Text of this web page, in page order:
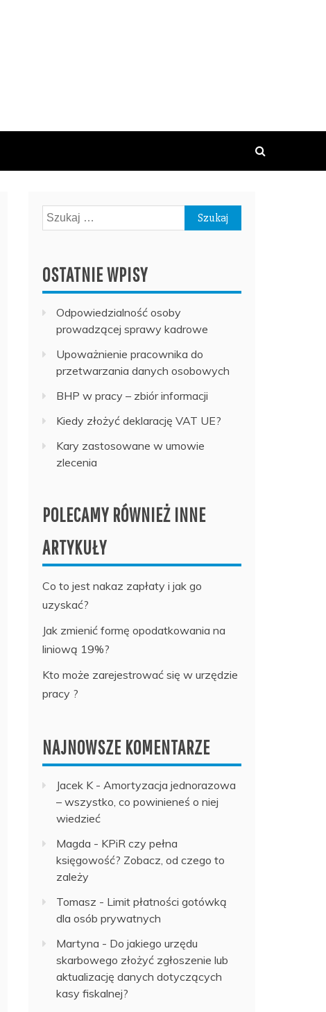
Szukaj:
OSTATNIE WPISY
Odpowiedzialność osoby
prowadzącej sprawy kadrowe
Upoważnienie pracownika do
przetwarzania danych osobowych
BHP w pracy – zbiór informacji
Kiedy złożyć deklarację VAT UE?
Kary zastosowane w umowie
zlecenia
POLECAMY RÓWNIEŻ INNE
ARTYKUŁY
Co to jest nakaz zapłaty i jak go
uzyskać?
Jak zmienić formę opodatkowania na
liniową 19%?
Kto może zarejestrować się w urzędzie
pracy ?
NAJNOWSZE KOMENTARZE
Jacek K- Amortyzacja jednorazowa
– wszystko, co powinieneś o niej
wiedzieć
Magda - KPiR czy pełna
księgowość? Zobacz, od czego to
zależy
Tomasz - Limit płatności gotówką
dla osób prywatnych
Martyna - Do jakiego urzędu
skarbowego złożyć zgłoszenie lub
aktualizację danych dotyczących
kasy fiskalnej?